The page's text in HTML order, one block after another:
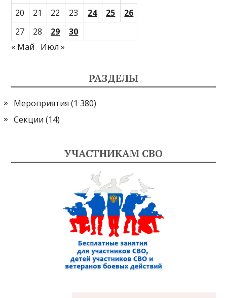
20
21 22 23 24 25
26
27
28 29
30
« Май
Июл »
РАЗДЕЛЫ
Мероприятия (1 380)
Секции (14)
УЧАСТНИКАМ СВО